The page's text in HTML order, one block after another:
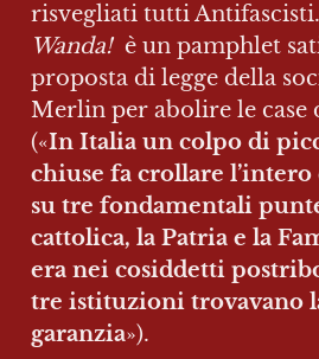
risvegliati tutti
Wanda! è un pamphlet
proposta di legge della
Merlin per abolire le case
(«In Italia un colpo di
chiuse fa crollare l’intero
su tre fondamentali
cattolica, la Patria e la
era nei cosiddetti
tre istituzioni trovavano
garanzia»).